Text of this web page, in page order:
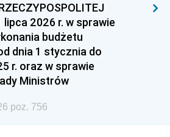
1938 1937
1930
lipca 2026 r. w sprawie
budżetu
dnia 1 stycznia do
r. oraz w sprawie
Ministrów
poz. 756